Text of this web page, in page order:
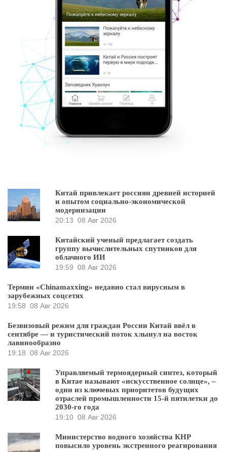
Китай привлекает россиян древней историей
и опытом социально-экономической
модернизации
20:13 08 Авг 2026
Китайский ученый предлагает создать
группу вычислительных спутников для
облачного ИИ
19:59 08 Авг 2026
Термин «Chinamaxxing» недавно стал вирусным в
зарубежных соцсетях
19:58 08 Авг 2026
Безвизовый режим для граждан России Китай ввёл в
сентябре — и туристический поток хлынул на восток
лавинообразно
19:18 08 Авг 2026
Управляемый термоядерный синтез, который
в Китае называют «искусственное солнце», –
один из ключевых приоритетов будущих
отраслей промышленности 15-й пятилетки до
2030-го года
19:10 08 Авг 2026
Министерство водного хозяйства КНР
повысило уровень экстренного реагирования